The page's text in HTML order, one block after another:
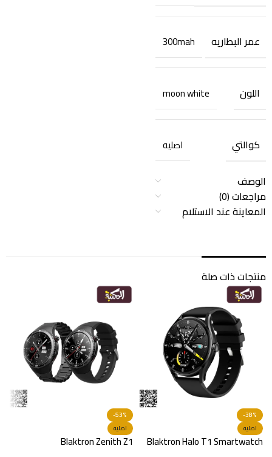
عمر البطاريه 300mah
اللون moon white
كوالتي اصليه
الوصف
مراجعات (0)
المعاينة عند الاستلام
منتجات ذات صلة
-38%
اصليه
Blaktron Halo T1 Smartwatch
-53%
اصليه
Blaktron Zenith Z1